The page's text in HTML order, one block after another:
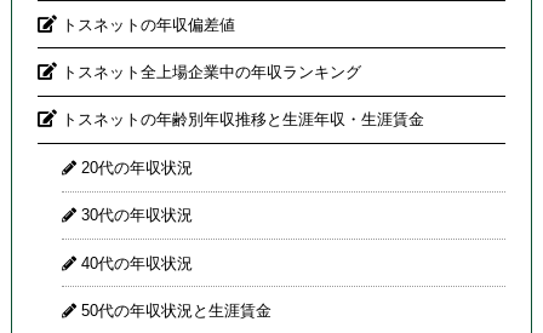
トスネットの年収偏差値
トスネット全上場企業中の年収ランキング
トスネットの年齢別年収推移と生涯年収・生涯賃金
20代の年収状況
30代の年収状況
40代の年収状況
50代の年収状況と生涯賃金